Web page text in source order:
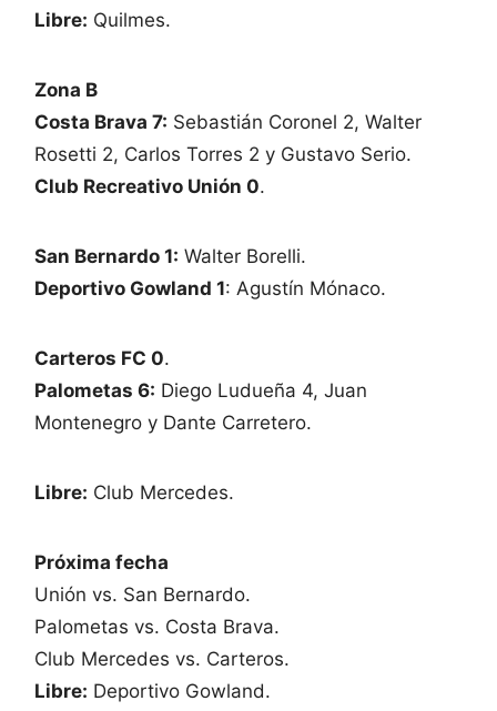
Libre: Quilmes.
Zona B
Costa Brava 7: Sebastián Coronel 2, Walter
Rosetti 2, Carlos Torres 2 y Gustavo Serio.
Club Recreativo Unión 0.
San Bernardo 1: Walter Borelli.
Deportivo Gowland 1: Agustín Mónaco.
Carteros FC 0.
Palometas 6: Diego Ludueña 4, Juan
Montenegro y Dante Carretero.
Libre: Club Mercedes.
Próxima fecha
Unión vs. San Bernardo.
Palometas vs. Costa Brava.
Club Mercedes vs. Carteros.
Libre: Deportivo Gowland.